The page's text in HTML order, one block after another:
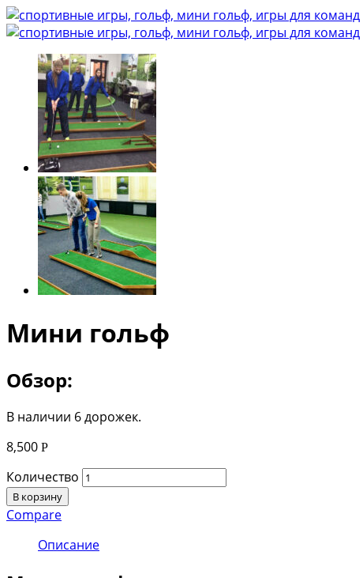
Мини гольф
Обзор:
В наличии 6 дорожек.
8,500 Р
Количество
В корзину
Compare
Описание